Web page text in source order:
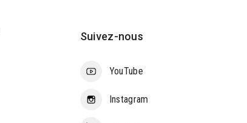
Suivez-nous
YouTube
Instagram